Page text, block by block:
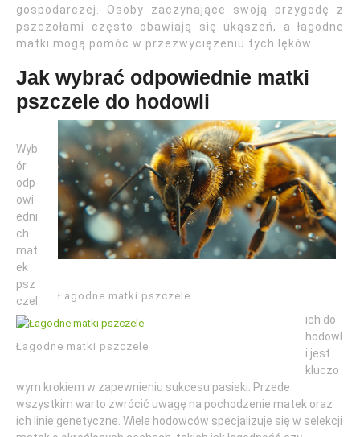
gospodarczej. Osoby zaczynające swoją przygodę z
pszczołami często obawiają się ukąszeń, a łagodne
matki mogą pomóc w przezwyciężeniu tych lęków.
Jak wybrać odpowiednie matki
pszczele do hodowli
Łagodne matki pszczele
Łagodne matki pszczele
Wyb
ór
odp
owi
edni
ch
mat
ek
psz
czel
ich do
hodowl
i jest
kluczo
wym krokiem w zapewnieniu sukcesu pasieki. Przede
wszystkim warto zwrócić uwagę na pochodzenie matek oraz
ich linie genetyczne. Wiele hodowców specjalizuje się w selekcji